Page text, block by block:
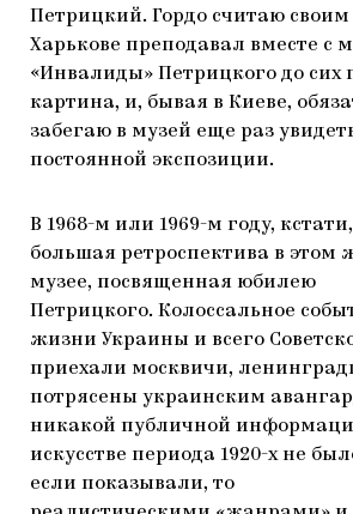
Петрицкий. Гордо считаю
Харькове преподавал вместе с
«Инвалиды» Петрицкого до
картина, и, бывая в Киеве,
забегаю в музей еще раз
постоянной экспозиции.
В 1968-м или 1969-м году,
большая ретроспектива в этом
музее, посвященная юбилею
Петрицкого. Колоссальное
жизни Украины и всего
приехали москвичи,
потрясены украинским
никакой публичной
искусстве периода 1920-х не
если показывали, то